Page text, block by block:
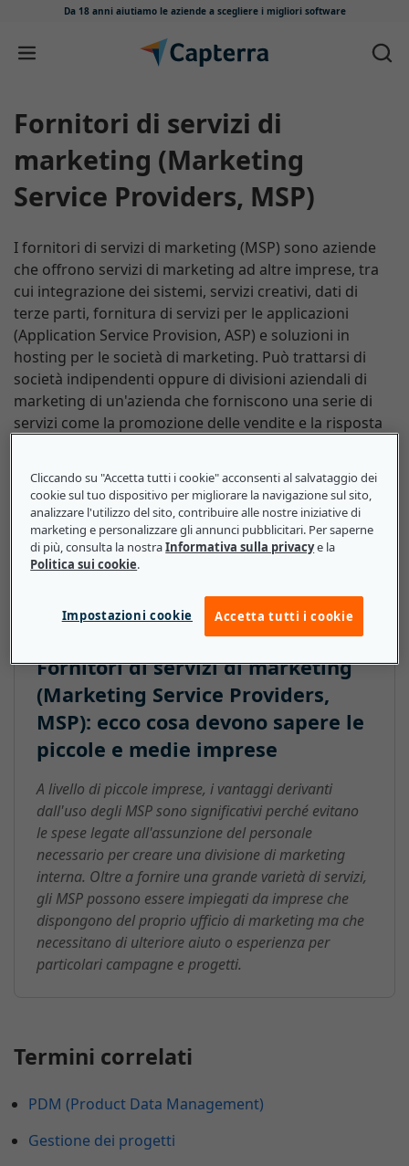
Da 18 anni aiutiamo le aziende a scegliere i migliori software
Salta e vai al contenuto
Fornitori di servizi di
marketing (Marketing
Service Providers, MSP)
I fornitori di servizi di marketing (MSP) sono aziende
che offrono servizi di marketing ad altre imprese, tra
cui integrazione dei sistemi, servizi creativi, dati di
terze parti, fornitura di servizi per le applicazioni
(Application Service Provision, ASP) e soluzioni in
hosting per le società di marketing. Può trattarsi di
società indipendenti oppure di divisioni aziendali di
marketing di un'azienda che forniscono una serie di
servizi come la promozione delle vendite e la risposta
comprese le strategie di pianificazione e
l'implementazione delle campagne attraverso qualsiasi
mezzo di comunicazione necessario (come giornali e
televisione) prima di analizzare i risultati ottenuti al
termine della campagna.
Fornitori di servizi di marketing
(Marketing Service Providers,
MSP): ecco cosa devono sapere le
piccole e medie imprese
A livello di piccole imprese, i vantaggi derivanti
dall'uso degli MSP sono significativi perché evitano
le spese legate all'assunzione del personale
necessario per creare una divisione di marketing
interna. Oltre a fornire una grande varietà di servizi,
gli MSP possono essere impiegati da imprese che
dispongono del proprio ufficio di marketing ma che
necessitano di ulteriore aiuto o esperienza per
particolari campagne e progetti.
Termini correlati
PDM (Product Data Management)
Gestione dei progetti
Cliccando su "Accetta tutti i cookie" acconsenti al salvataggio dei
cookie sul tuo dispositivo per migliorare la navigazione sul sito,
analizzare l'utilizzo del sito, contribuire alle nostre iniziative di
marketing e personalizzare gli annunci pubblicitari. Per saperne
di più, consulta la nostraInformativa sulla privacye la
Politica sui cookie.
Impostazioni cookie Accetta tutti i cookie